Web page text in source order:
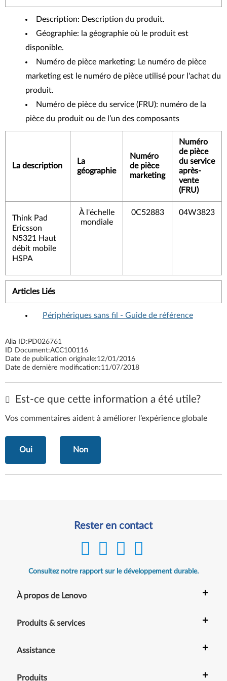
Description: Description du produit.
Géographie: la géographie où le produit est
disponible.
Numéro de pièce marketing: Le numéro de pièce
marketing est le numéro de pièce utilisé pour l'achat du
produit.
Numéro de pièce du service (FRU): numéro de la
pièce du produit ou de l’un des composants
La description
La
géographie
Numéro
de pièce
marketing
Numéro
de pièce
du service
après-
vente
(FRU)
Think Pad
Ericsson
N5321 Haut
débit mobile
HSPA
À l'échelle
mondiale
0C52883 04W3823
Articles Liés
Périphériques sans fil - Guide de référence
Alia ID: PD026761
ID Document:ACC100116
Date de publication originale:12/01/2016
Date de dernière modification:11/07/2018
Est-ce que cette information a été utile?
Vos commentaires aident à améliorer l’expérience globale
Oui Non
Rester en contact
Consultez notre rapport sur le développement durable.
À propos de Lenovo +
Produits & services +
Assistance +
Produits +